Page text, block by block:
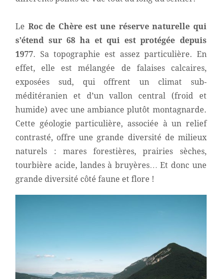
Le Roc de Chère est une réserve naturelle qui
s’étend sur 68 ha et qui est protégée depuis
1977. Sa topographie est assez particulière. En
effet, elle est mélangée de falaises calcaires,
exposées sud, qui offrent un climat sub-
méditéranien et d’un vallon central (froid et
humide) avec une ambiance plutôt montagnarde.
Cette géologie particulière, associée à un relief
contrasté, offre une grande diversité de milieux
naturels : mares forestières, prairies sèches,
tourbière acide, landes à bruyères… Et donc une
grande diversité côté faune et flore !